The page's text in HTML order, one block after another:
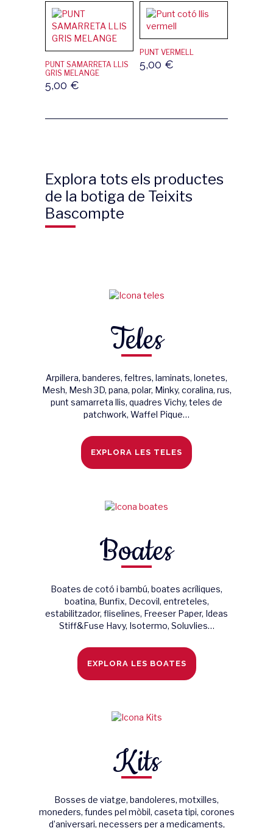
PUNT SAMARRETA LLIS
GRIS MELANGE
5,00 €
PUNT VERMELL
5,00 €
Explora tots els productes
de la botiga de Teixits
Bascompte
Teles
Arpillera, banderes, feltres, laminats, lonetes,
Mesh, Mesh 3D, pana, polar, Minky, coralina, rus,
punt samarreta llis, quadres Vichy, teles de
patchwork, Waffel Pique…
EXPLORA LES TELES
Boates
Boates de cotó i bambú, boates acríliques,
boatina, Bunfix, Decovil, entreteles,
estabilitzador, fliselines, Freeser Paper, Ideas
Stiff&Fuse Havy, Isotermo, Soluvlies…
EXPLORA LES BOATES
Kits
Bosses de viatge, bandoleres, motxilles,
moneders, fundes pel mòbil, caseta tipi, corones
d’aniversari, necessers per a medicaments,